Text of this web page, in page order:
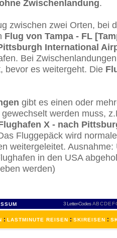
Zwischenlandung.
zwischen zwei Orten, bei
Flug von Tampa - FL
International
Bei
bevor es weitergeht. Die
gibt es einen oder
werden muss,
X - nach
Fluggepäck wird
weitergeleitet.
in den USA
werden)
3 Letter-Codes ABCDEF
: LASTMINUTE REISEN : SKIREISEN :